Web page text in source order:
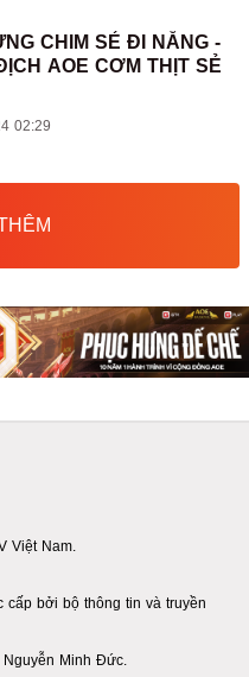
CHIM SẺ ĐI NẮNG -
AOE CƠM THỊT SẺ
02:29
Việt Nam.
cấp bởi bộ thông tin và truyền
Minh Đức.